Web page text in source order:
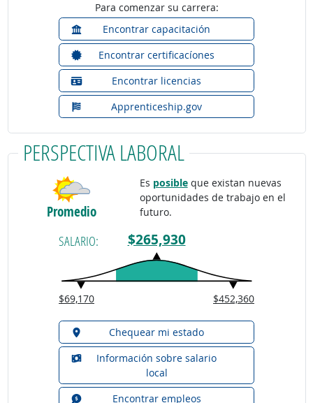
Para comenzar su carrera:
Encontrar capacitación
Encontrar certificacíones
Encontrar licencias
Apprenticeship.gov
PERSPECTIVA LABORAL
Promedio
Es posibleque existan nuevas
oportunidades de trabajo en el
futuro.
SALARIO: $265,930
$69,170 $452,360
Chequear mi estado
Información sobre salario
local
Encontrar empleos